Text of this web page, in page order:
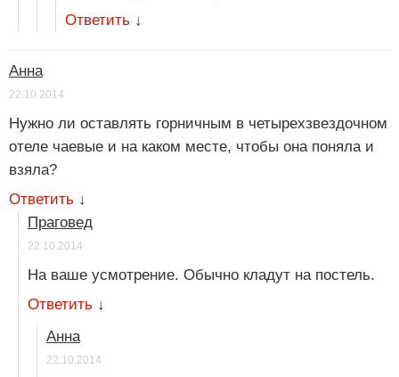
Ответить ↓
Анна
22.10.2014
Нужно ли оставлять горничным в четырехзвездочном
отеле чаевые и на каком месте, чтобы она поняла и
взяла?
Ответить ↓
Праговед
22.10.2014
На ваше усмотрение. Обычно кладут на постель.
Ответить ↓
Анна
22.10.2014